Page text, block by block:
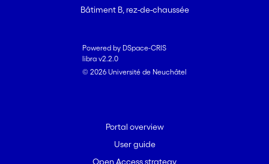
Bâtiment B, rez-de-chaussée
Powered by DSpace-CRIS
libra v2.2.0
© 2026 Université de Neuchâtel
Portal overview
User guide
Open Access strategy